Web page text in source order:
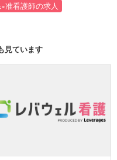
准看護師の求人
見ています